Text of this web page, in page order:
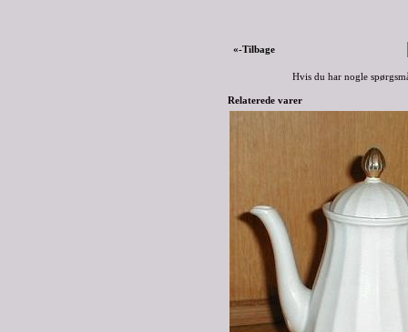
«-Tilbage
Hvis du har nogle
Relaterede varer